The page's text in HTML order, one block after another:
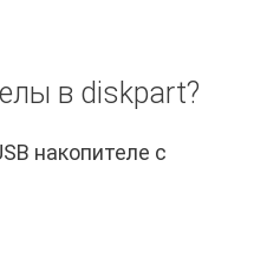
в diskpart?
накопителе с